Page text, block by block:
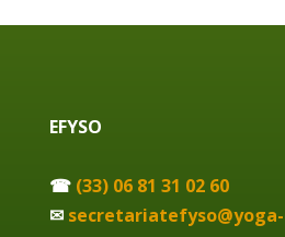
EFYSO
☎ (33) 06 81 31 02 60
✉